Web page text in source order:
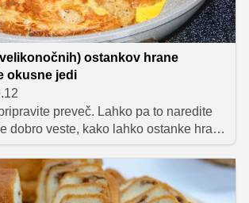
ostankov hrane
okusne jedi
preveč. Lahko pa to naredite
dobro veste, kako lahko ostanke hrane
kreativno uporabite. Tako je mogoče